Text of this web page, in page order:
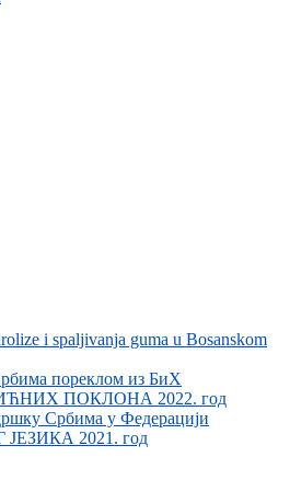
i spaljivanja guma u Bosanskom
пореклом из БиХ
ПОКЛОНА 2022. год
Србима у Федерацији
2021. год